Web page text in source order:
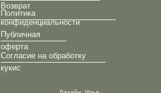
Возврат
Политика
конфиденциальности
Публичная
оферта
Согласие на обработку
кукис